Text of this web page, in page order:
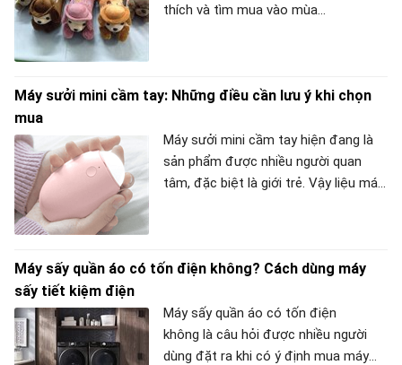
tốt đến từ Đức, cùng xem đèn sưởi
thích và tìm mua vào mùa
mua và sử dụng loại túi sưởi ấm hình
META tìm câu trả lời qua bài viết dưới
đây nhé!
Máy sưởi mini cầm tay: Những điều cần lưu ý khi chọn
mua
Máy sưởi mini cầm tay hiện đang là
sản phẩm được nhiều người quan
tâm, đặc biệt là giới trẻ. Vậy liệu máy
dưới đây nhé!
Máy sấy quần áo có tốn điện không? Cách dùng máy
sấy tiết kiệm điện
Máy sấy quần áo có tốn điện
không là câu hỏi được nhiều người
dùng đặt ra khi có ý định mua máy